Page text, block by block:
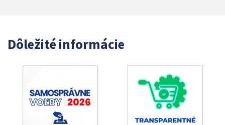
Dôležité informácie